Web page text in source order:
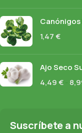
Canónigos
1,47€
Ajo Seco
4,49€
Suscríbete a